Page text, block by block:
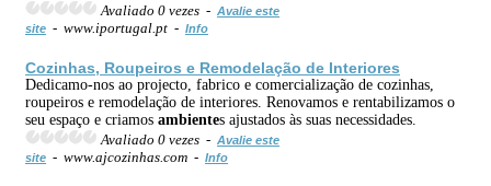
Avaliado 0 vezes - Avalie este
site - www.iportugal.pt - Info
Cozinhas, Roupeiros e Remodelação de Interiores
Dedicamo-nos ao projecto, fabrico e comercialização de cozinhas,
roupeiros e remodelação de interiores. Renovamos e rentabilizamos o
seu espaço e criamos ambientes ajustados às suas necessidades.
Avaliado 0 vezes - Avalie este
site - www.ajcozinhas.com - Info